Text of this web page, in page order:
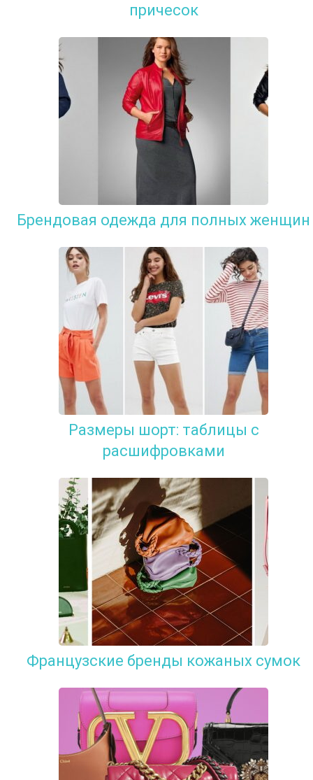
причесок
Брендовая одежда для полных женщин
Размеры шорт: таблицы с
расшифровками
Французские бренды кожаных сумок